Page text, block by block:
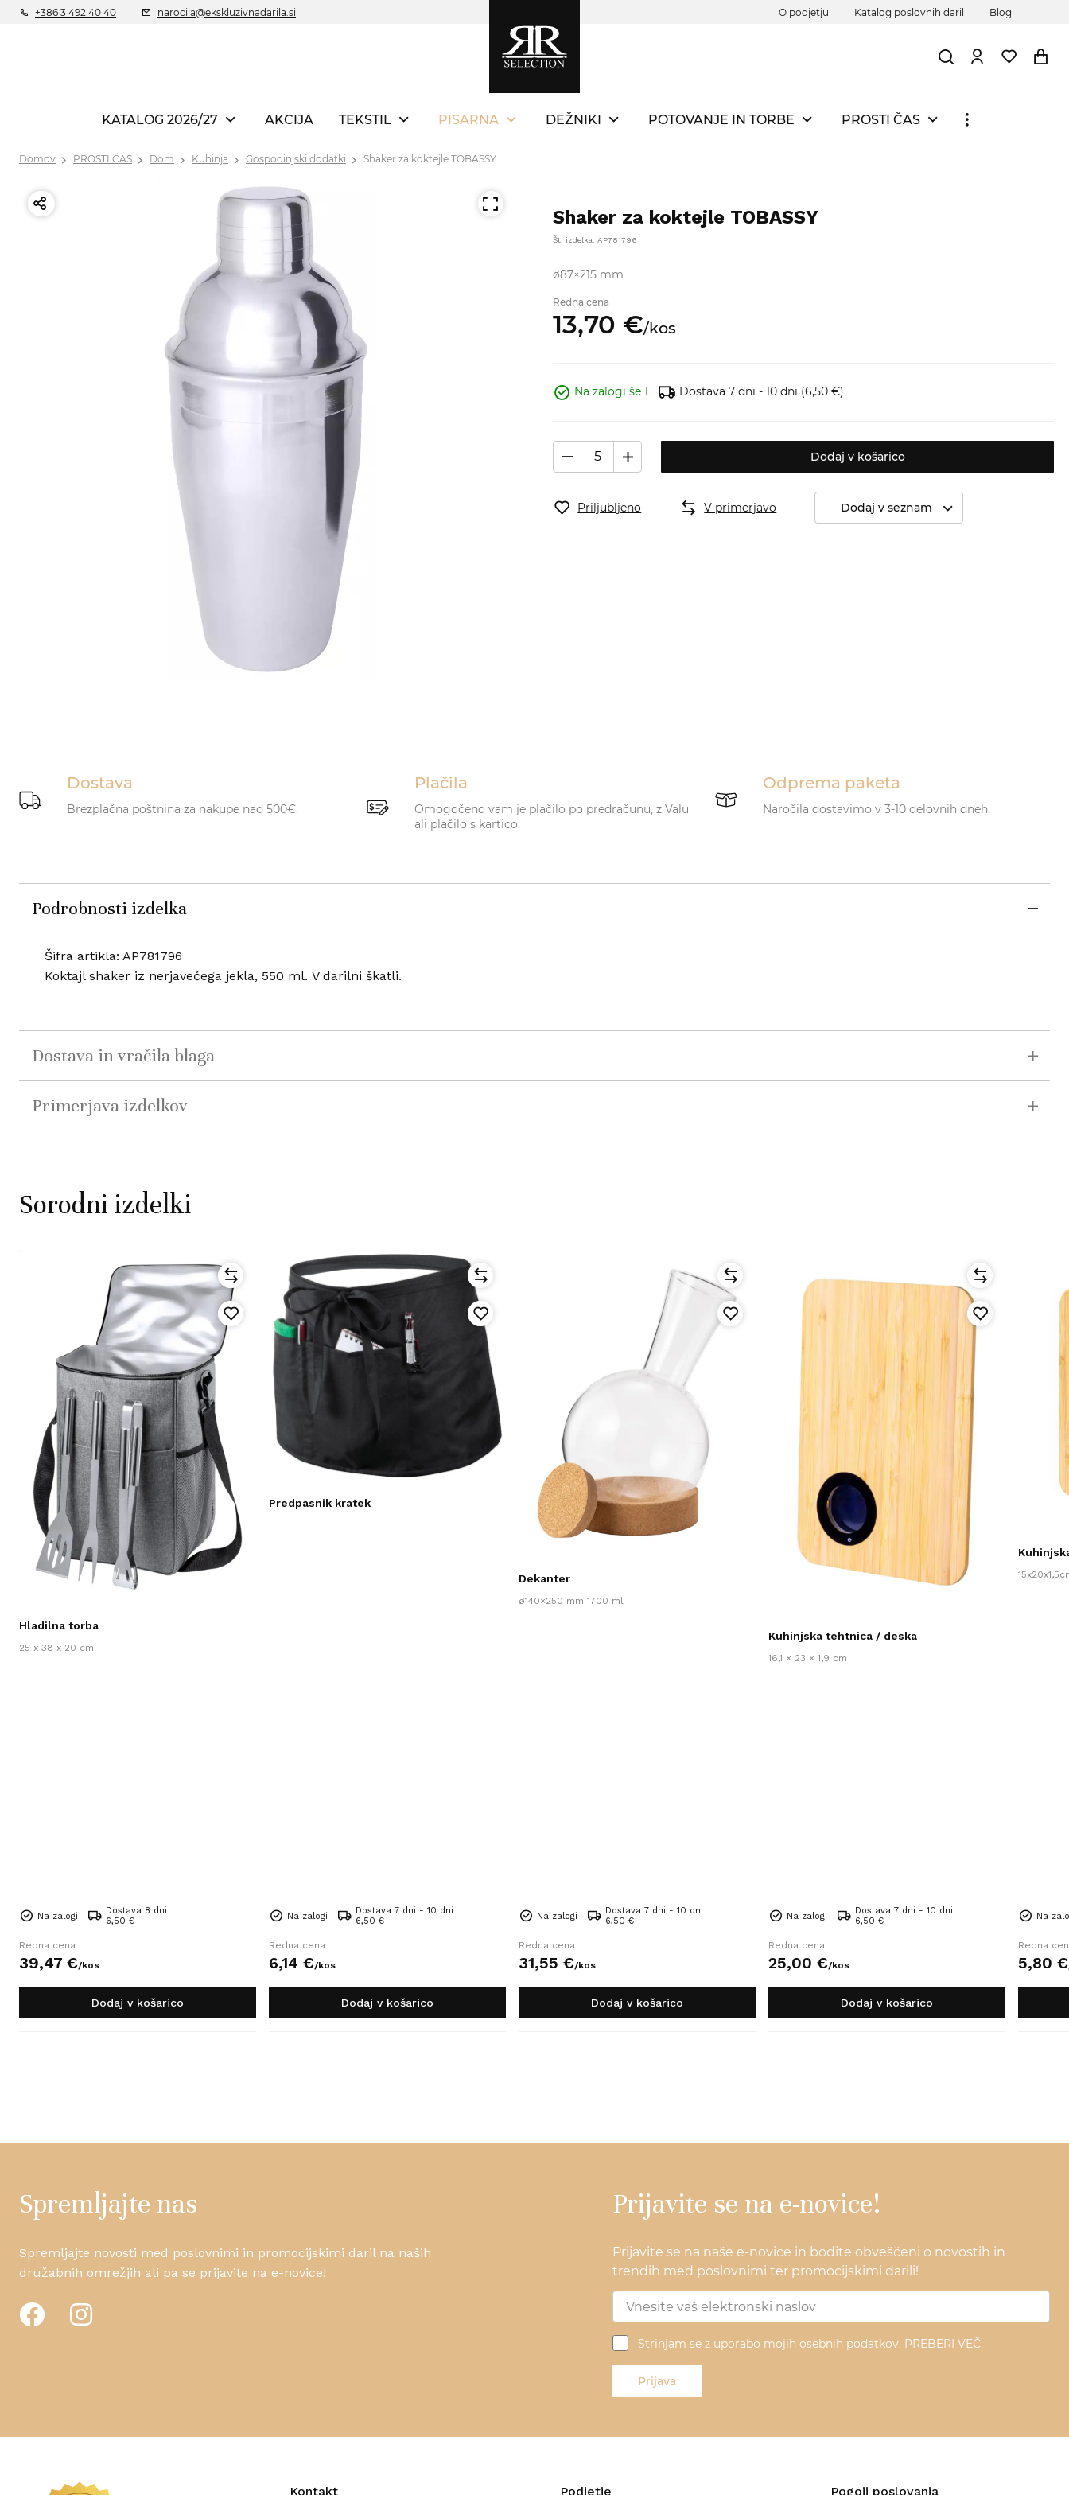
+386 3 492 40 40 narocila@ekskluzivnadarila.si O podjetju Katalog poslovnih daril Blog
KATALOG 2026/27 AKCIJA TEKSTIL PISARNA DEŽNIKI POTOVANJE IN TORBE PROSTI ČAS
Domov PROSTI ČAS Dom Kuhinja Gospodinjski dodatki Shaker za koktejle TOBASSY
Shaker za koktejle TOBASSY
Št. izdelka: AP781796
ø87×215 mm
Redna cena
13,70 €/kos
Na zalogi še 1 Dostava 7 dni - 10 dni (6,50 €)
Dodaj v košarico
Priljubljeno V primerjavo Dodaj v seznam
Dostava
Brezplačna poštnina za nakupe nad 500€.
Plačila
Omogočeno vam je plačilo po predračunu, z Valu
ali plačilo s kartico.
Odprema paketa
Naročila dostavimo v 3-10 delovnih dneh.
Podrobnosti izdelka
Šifra artikla: AP781796
Koktajl shaker iz nerjavečega jekla, 550 ml. V darilni škatli.
Dostava in vračila blaga
Primerjava izdelkov
Sorodni izdelki
Hladilna torba
25 x 38 x 20 cm
Na zalogi
Dostava 8 dni
6,50 €
Redna cena
39,47 €/kos
Dodaj v košarico
Predpasnik kratek
Na zalogi
Dostava 7 dni - 10 dni
6,50 €
Redna cena
6,14 €/kos
Dodaj v košarico
Dekanter
ø140×250 mm 1700 ml
Na zalogi
Dostava 7 dni - 10 dni
6,50 €
Redna cena
31,55 €/kos
Dodaj v košarico
Kuhinjska tehtnica / deska
16,1 × 23 × 1,9 cm
Na zalogi
Dostava 7 dni - 10 dni
6,50 €
Redna cena
25,00 €/kos
Dodaj v košarico
Na
Redna
5,80 €
Spremljajte nas
Spremljajte novosti med poslovnimi in promocijskimi daril na naših
družabnih omrežjih ali pa se prijavite na e-novice!
Prijavite se na e-novice!
Prijavite se na naše e-novice in bodite obveščeni o novostih in
trendih med poslovnimi ter promocijskimi darili!
Strinjam se z uporabo mojih osebnih podatkov. PREBERI VEČ
Prijava
Kontakt Podjetje Pogoji poslovanja